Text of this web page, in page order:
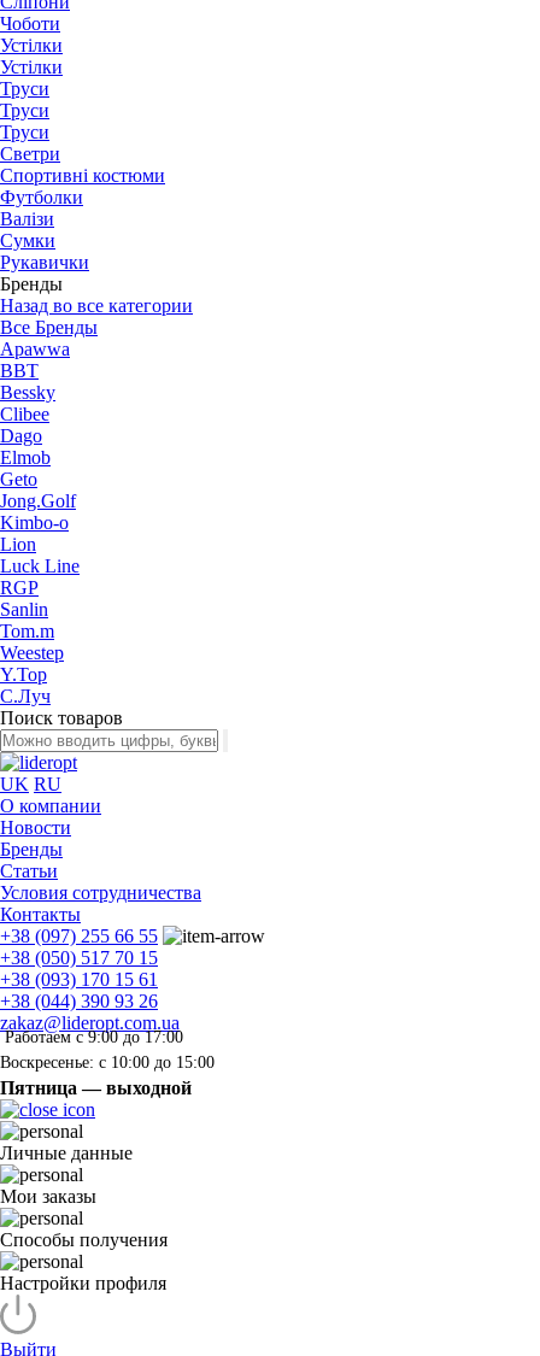
Чоботи
Устілки
Устілки
Труси
Труси
Труси
Светри
Спортивні костюми
Футболки
Валізи
Сумки
Рукавички
Бренды
Назад во все категории
Все Бренды
Apawwa
BBT
Bessky
Clibee
Dago
Elmob
Geto
Jong.Golf
Kimbo-o
Lion
Luck Line
RGP
Sanlin
Tom.m
Weestep
Y.Top
С.Луч
Поиск товаров
UK RU
О компании
Новости
Бренды
Статьи
Условия сотрудничества
Контакты
+38 (097) 255 66 55
+38 (050) 517 70 15
+38 (093) 170 15 61
+38 (044) 390 93 26
zakaz@lideropt.com.ua
Работаем с 9:00 до 17:00
Воскресенье: с 10:00 до 15:00
Пятница — выходной
Личные данные
Мои заказы
Способы получения
Настройки профиля
Выйти